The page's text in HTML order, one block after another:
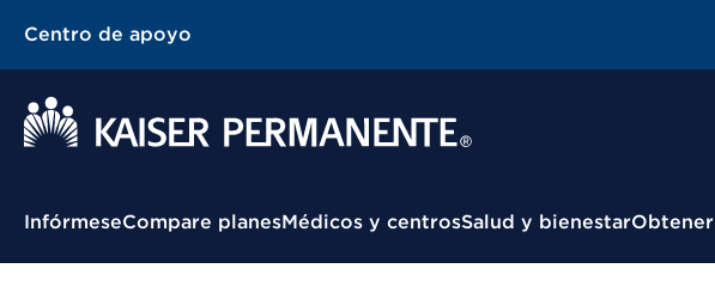
Centro de apoyo
Menú contextual
InfórmeseCompare planesMédicos y centrosSalud y bienestar